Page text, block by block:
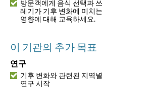
방문객에게 음식 선택과 쓰
레기가 기후 변화에 미치는
영향에 대해 교육하세요.
이 기관의 추가 목표
연구
기후 변화와 관련된 지역별
연구 시작